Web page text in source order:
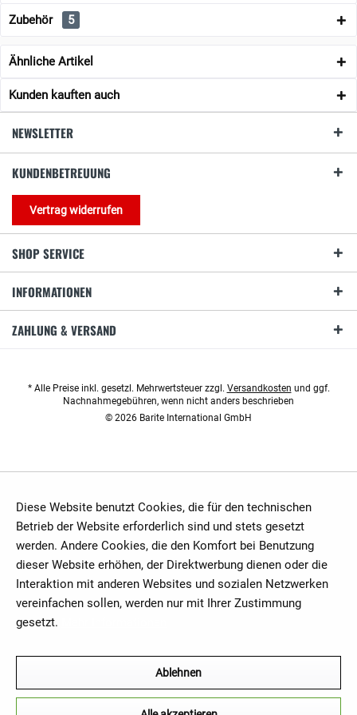
Zubehör 5
Ähnliche Artikel
Kunden kauften auch
NEWSLETTER
KUNDENBETREUUNG
Vertrag widerrufen
SHOP SERVICE
INFORMATIONEN
ZAHLUNG & VERSAND
* Alle Preise inkl. gesetzl. Mehrwertsteuer zzgl. Versandkosten und ggf.
Nachnahmegebühren, wenn nicht anders beschrieben
© 2026 Barite International GmbH
Diese Website benutzt Cookies, die für den technischen
Betrieb der Website erforderlich sind und stets gesetzt
werden. Andere Cookies, die den Komfort bei Benutzung
dieser Website erhöhen, der Direktwerbung dienen oder die
Interaktion mit anderen Websites und sozialen Netzwerken
vereinfachen sollen, werden nur mit Ihrer Zustimmung
gesetzt.
Ablehnen